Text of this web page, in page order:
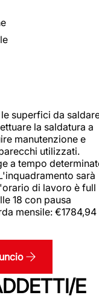
superfici da
la saldatura a
manutenzione e
utilizzati.
a tempo
sarà
di lavoro è full
18 con pausa
mensile: €1784,94
E